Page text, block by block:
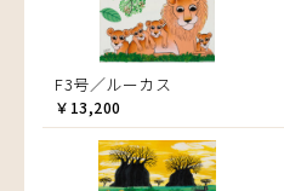
F3号／ルーカス
￥13,200